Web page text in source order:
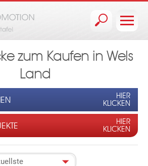
zum Kaufen in Wels
Land
HIER
KLICKEN
HIER
KLICKEN